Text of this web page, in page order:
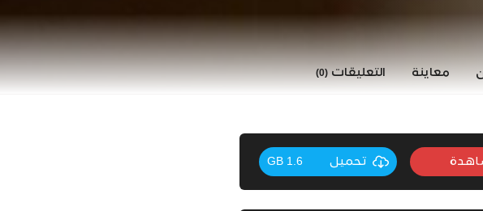
معاينة التعليقات (0)
تحميل 1.6 GB